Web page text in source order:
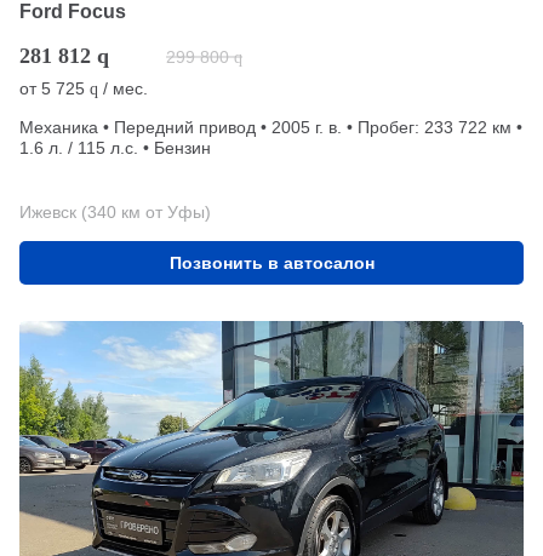
Ford Focus
281 812 q 299 800 q
от5 725 q / мес.
Механика • Передний привод • 2005 г. в. • Пробег: 233 722 км •
1.6 л. / 115 л.с. • Бензин
Ижевск (340 км от Уфы)
Позвонить в автосалон